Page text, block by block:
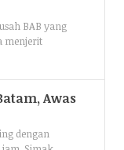
BAB yang
menjerit
Awas
dengan